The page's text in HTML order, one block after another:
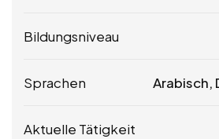
Bildungsniveau
Sprachen Arabisch,
Aktuelle Tätigkeit